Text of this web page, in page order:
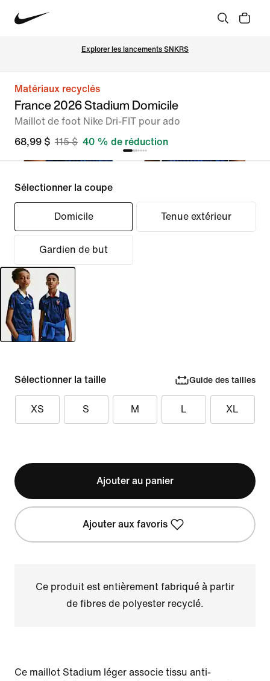
Explorer les lancements SNKRS
Matériaux recyclés
France 2026 Stadium Domicile
Maillot de foot Nike Dri-FIT pour ado
68,99 $ 115 $ 40 % de réduction
Sélectionner la coupe
Domicile Tenue extérieur
Gardien de but
Sélectionner la taille Guide des tailles
XS S M L XL
Ajouter au panier
Ajouter aux favoris
Ce produit est entièrement fabriqué à partir
de fibres de polyester recyclé.
Ce maillot Stadium léger associe tissu anti-